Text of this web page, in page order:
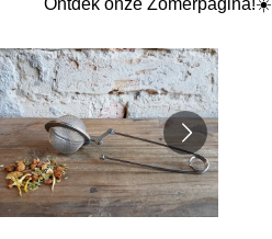
Ontdek onze Zomerpagina!☀️